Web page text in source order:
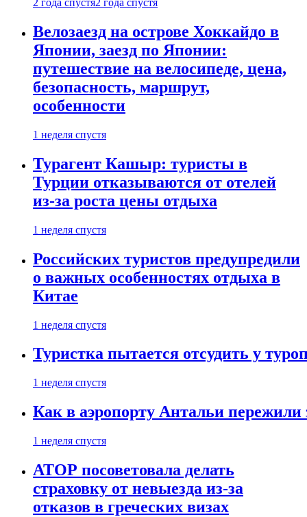
2 года спустя2 года спустя
Велозаезд на острове Хоккайдо в
Японии, заезд по Японии:
путешествие на велосипеде, цена,
безопасность, маршрут,
особенности
1 неделя спустя
Турагент Кашыр: туристы в
Турции отказываются от отелей
из-за роста цены отдыха
1 неделя спустя
Российских туристов предупредили
о важных особенностях отдыха в
Китае
1 неделя спустя
Туристка пытается отсудить у
1 неделя спустя
Как в аэропорту Антальи
1 неделя спустя
АТОР посоветовала делать
страховку от невыезда из-за
отказов в греческих визах